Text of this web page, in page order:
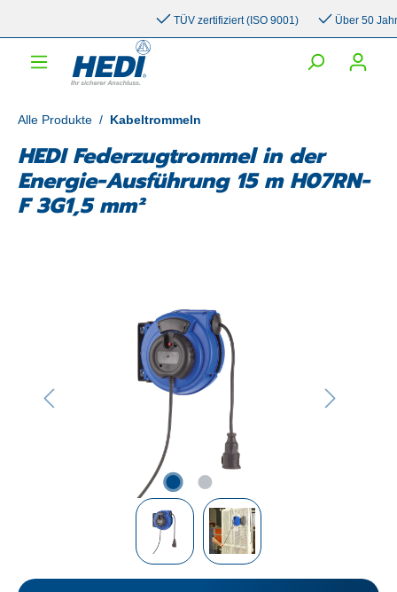
TÜV zertifiziert (ISO 9001) Über 50 Jahre
Alle Produkte / Kabeltrommeln
HEDI Federzugtrommel in der
Energie-Ausführung 15 m H07RN-
F 3G1,5 mm²